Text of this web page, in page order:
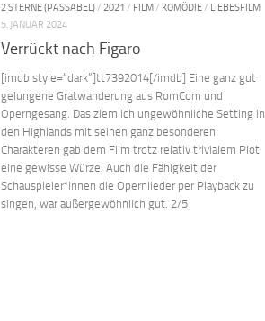
2 STERNE (PASSABEL)/ 2021 / FILM/ KOMÖDIE/ LIEBESFILM
5. JANUAR 2024
Verrückt nach Figaro
[imdb style=“dark“]tt7392014[/imdb] Eine ganz gut
gelungene Gratwanderung aus RomCom und
Operngesang. Das ziemlich ungewöhnliche Setting in
den Highlands mit seinen ganz besonderen
Charakteren gab dem Film trotz relativ trivialem Plot
eine gewisse Würze. Auch die Fähigkeit der
Schauspieler*innen die Opernlieder per Playback zu
singen, war außergewöhnlich gut. 2/5